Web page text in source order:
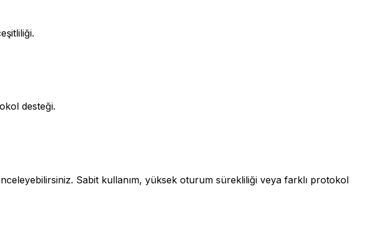
desteği.
Sabit kullanım, yüksek oturum sürekliliği veya farklı protokol